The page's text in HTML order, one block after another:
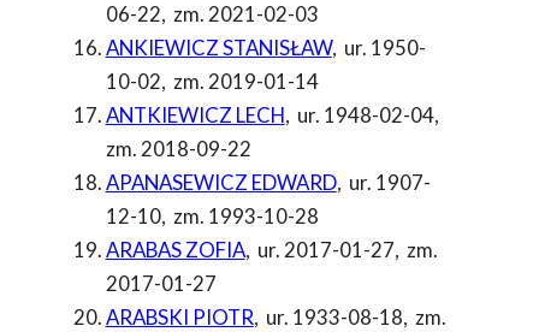
06-22, zm. 2021-02-03
ANKIEWICZ STANISŁAW, ur. 1950-
10-02, zm. 2019-01-14
ANTKIEWICZ LECH, ur. 1948-02-04,
zm. 2018-09-22
APANASEWICZ EDWARD, ur. 1907-
12-10, zm. 1993-10-28
ARABAS ZOFIA, ur. 2017-01-27, zm.
2017-01-27
ARABSKI PIOTR, ur. 1933-08-18, zm.